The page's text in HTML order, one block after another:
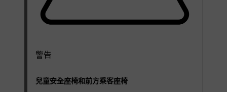
警告
兒童安全座椅和前方乘客座椅